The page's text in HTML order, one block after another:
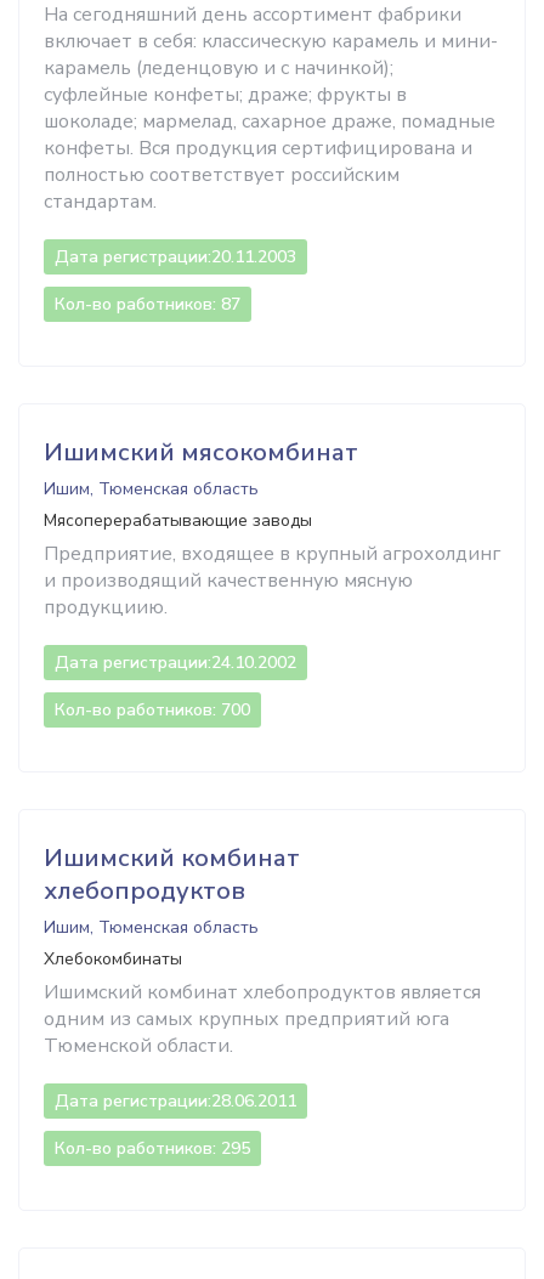
На сегодняшний день ассортимент фабрики
включает в себя: классическую карамель и мини-
карамель (леденцовую и с начинкой);
суфлейные конфеты; драже; фрукты в
шоколаде; мармелад, сахарное драже, помадные
конфеты. Вся продукция сертифицирована и
полностью соответствует российским
стандартам.
Дата регистрации:20.11.2003
Кол-во работников: 87
Ишимский мясокомбинат
Ишим, Тюменская область
Мясоперерабатывающие заводы
Предприятие, входящее в крупный агрохолдинг
и производящий качественную мясную
продукциию.
Дата регистрации:24.10.2002
Кол-во работников: 700
Ишимский комбинат
хлебопродуктов
Ишим, Тюменская область
Хлебокомбинаты
Ишимский комбинат хлебопродуктов является
одним из самых крупных предприятий юга
Тюменской области.
Дата регистрации:28.06.2011
Кол-во работников: 295